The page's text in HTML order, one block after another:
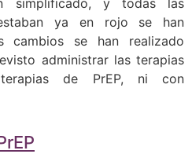
simplificado, y todas las
ya en rojo se han
cambios se han realizado
administrar las terapias
de PrEP, ni con